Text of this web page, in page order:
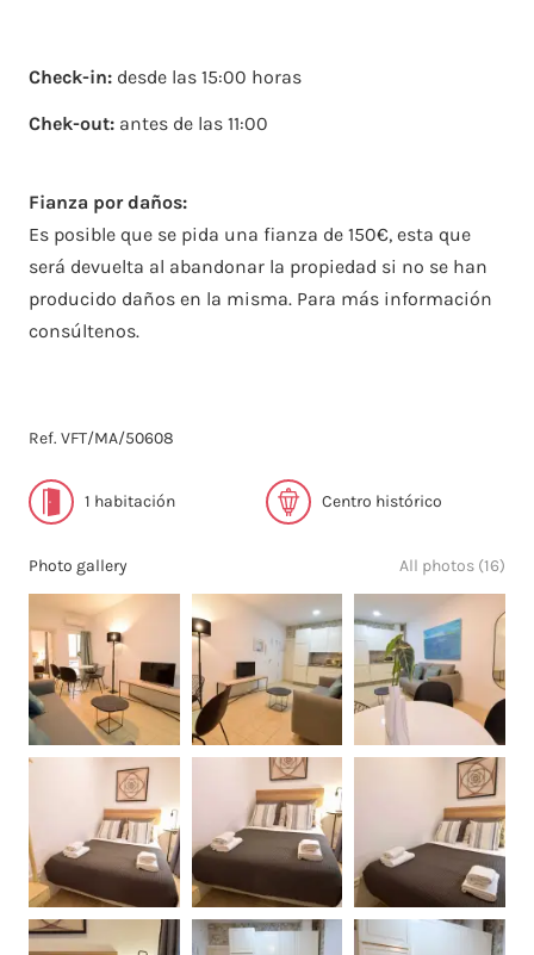
Check-in: desde las 15:00 horas
Chek-out: antes de las 11:00
Fianza por daños:
Es posible que se pida una fianza de 150€, esta que
será devuelta al abandonar la propiedad si no se han
producido daños en la misma. Para más información
consúltenos.
Ref. VFT/MA/50608
1 habitación Centro histórico
Photo gallery All photos (16)